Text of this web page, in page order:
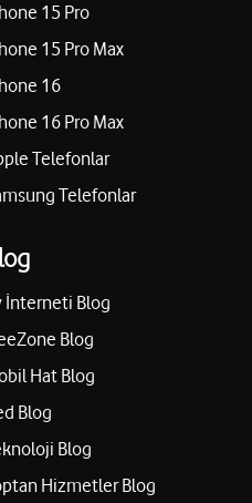
15 Pro
15 Pro Max
16
16 Pro Max
Telefonlar
Telefonlar
İnterneti Blog
Blog
Hat Blog
Blog
Blog
Hizmetler Blog